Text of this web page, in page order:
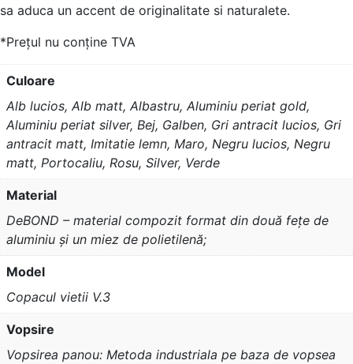
sa aduca un accent de originalitate si naturalete.
*Prețul nu conține TVA
Culoare
Alb lucios, Alb matt, Albastru, Aluminiu periat gold,
Aluminiu periat silver, Bej, Galben, Gri antracit lucios, Gri
antracit matt, Imitatie lemn, Maro, Negru lucios, Negru
matt, Portocaliu, Rosu, Silver, Verde
Material
DeBOND – material compozit format din două fețe de
aluminiu și un miez de polietilenă;
Model
Copacul vietii V.3
Vopsire
Vopsirea panou: Metoda industriala pe baza de vopsea